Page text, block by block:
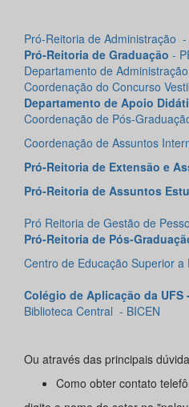
Pró-Reitoria de Administração -
Pró-Reitoria de Graduação -
Departamento de
Coordenação do Concurso
Departamento de Apoio
Coordenação de Pós-
Coordenação de Assuntos
Pró-Reitoria de Extensão e
Pró-Reitoria de Assuntos
Pró Reitoria de Gestão de
Pró-Reitoria de Pós-
Centro de Educação Superior a
Colégio de Aplicação da UFS
Biblioteca Central - BICEN
Ou através das principais
Como obter contato